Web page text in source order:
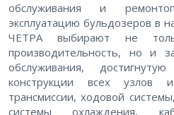
обслуживания и
эксплуатацию бульдозеров в
ЧЕТРА выбирают не
производительность, но и
обслуживания,
конструкции всех узлов
трансмиссии, ходовой
системы охлаждения,